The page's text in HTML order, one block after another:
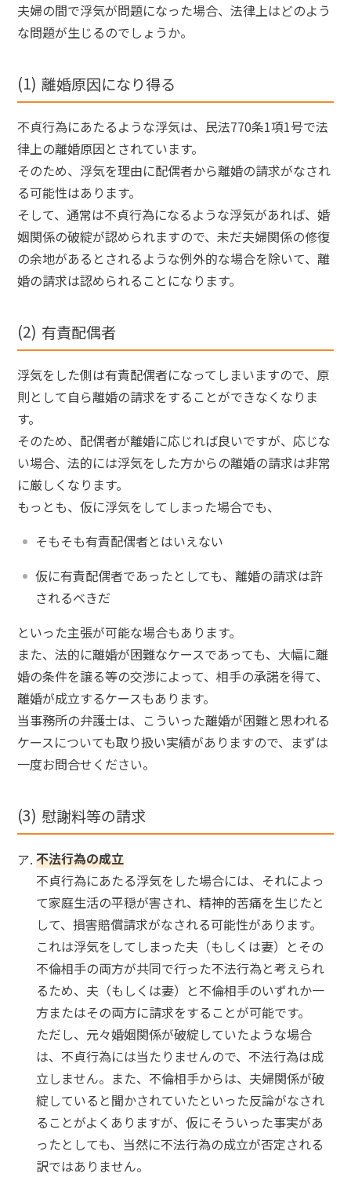
夫婦の間で浮気が問題になった場合、法律上はどのよう
な問題が生じるのでしょうか。
離婚原因になり得る
不貞行為にあたるような浮気は、民法770条1項1号で法
律上の離婚原因とされています。
そのため、浮気を理由に配偶者から離婚の請求がなされ
る可能性はあります。
そして、通常は不貞行為になるような浮気があれば、婚
姻関係の破綻が認められますので、未だ夫婦関係の修復
の余地があるとされるような例外的な場合を除いて、離
婚の請求は認められることになります。
有責配偶者
浮気をした側は有責配偶者になってしまいますので、原
則として自ら離婚の請求をすることができなくなりま
す。
そのため、配偶者が離婚に応じれば良いですが、応じな
い場合、法的には浮気をした方からの離婚の請求は非常
に厳しくなります。
もっとも、仮に浮気をしてしまった場合でも、
そもそも有責配偶者とはいえない
仮に有責配偶者であったとしても、離婚の請求は許
されるべきだ
といった主張が可能な場合もあります。
また、法的に離婚が困難なケースであっても、大幅に離
婚の条件を譲る等の交渉によって、相手の承諾を得て、
離婚が成立するケースもあります。
当事務所の弁護士は、こういった離婚が困難と思われる
ケースについても取り扱い実績がありますので、まずは
一度お問合せください。
慰謝料等の請求
不法行為の成立
不貞行為にあたる浮気をした場合には、それによっ
て家庭生活の平穏が害され、精神的苦痛を生じたと
して、損害賠償請求がなされる可能性があります。
これは浮気をしてしまった夫（もしくは妻）とその
不倫相手の両方が共同で行った不法行為と考えられ
るため、夫（もしくは妻）と不倫相手のいずれか一
方またはその両方に請求をすることが可能です。
ただし、元々婚姻関係が破綻していたような場合
は、不貞行為には当たりませんので、不法行為は成
立しません。また、不倫相手からは、夫婦関係が破
綻していると聞かされていたといった反論がなされ
ることがよくありますが、仮にそういった事実があ
ったとしても、当然に不法行為の成立が否定される
訳ではありません。